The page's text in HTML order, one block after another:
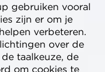
gebruiken vooral
zijn er om je
verbeteren.
over de
taalkeuze, de
om cookies te